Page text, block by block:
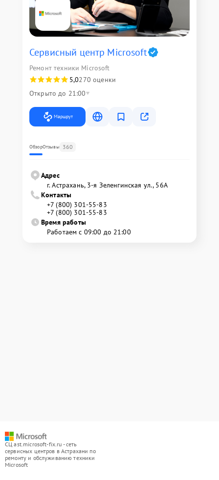
Сервисный центр Microsoft
Ремонт техники Microsoft
5,0270 оценки
Открыто до 21:00
Маршрут
ОбзорОтзывы 360
Адрес
г. Астрахань, 3-я Зеленгинская ул., 56А
Контакты
+7 (800) 301-55-83
+7 (800) 301-55-83
Время работы
Работаем с 09:00 до 21:00
СЦ ast.microsoft-fix.ru - сеть
сервисных центров в Астрахани по
ремонту и обслуживанию техники
Microsoft